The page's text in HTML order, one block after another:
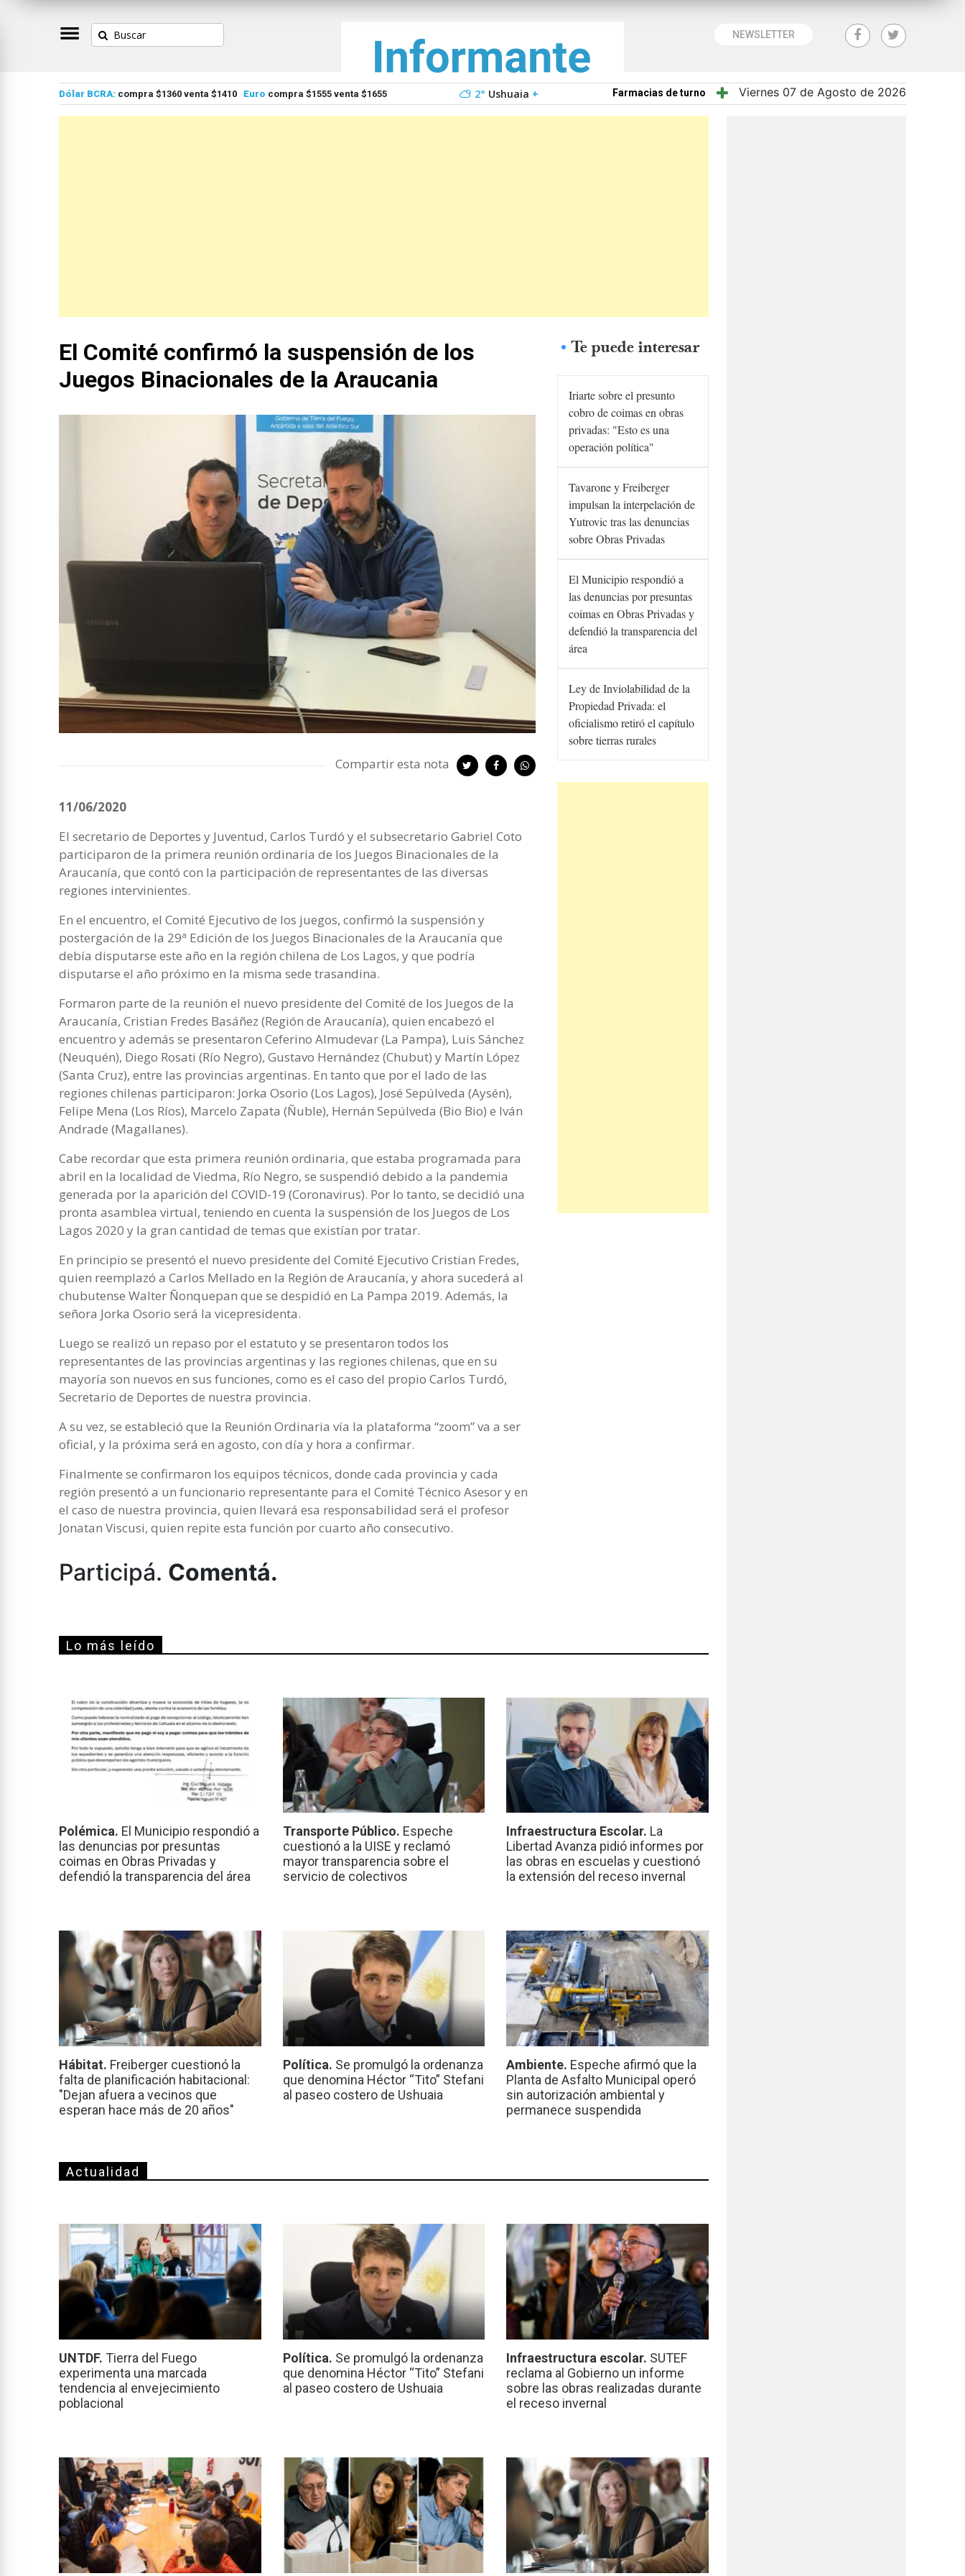
NEWSLETTER
Dólar BCRA: compra $1360 venta $1410 Euro compra $1555 venta $1655 2° Ushuaia + Farmacias de turno Viernes 07 de Agosto de 2026
El Comité confirmó la suspensión de los
Juegos Binacionales de la Araucania
Compartir esta nota
11/06/2020
El secretario de Deportes y Juventud, Carlos Turdó y el subsecretario Gabriel Coto
participaron de la primera reunión ordinaria de los Juegos Binacionales de la
Araucanía, que contó con la participación de representantes de las diversas
regiones intervinientes.
En el encuentro, el Comité Ejecutivo de los juegos, confirmó la suspensión y
postergación de la 29ª Edición de los Juegos Binacionales de la Araucanía que
debía disputarse este año en la región chilena de Los Lagos, y que podría
disputarse el año próximo en la misma sede trasandina.
Formaron parte de la reunión el nuevo presidente del Comité de los Juegos de la
Araucanía, Cristian Fredes Basáñez (Región de Araucanía), quien encabezó el
encuentro y además se presentaron Ceferino Almudevar (La Pampa), Luis Sánchez
(Neuquén), Diego Rosati (Río Negro), Gustavo Hernández (Chubut) y Martín López
(Santa Cruz), entre las provincias argentinas. En tanto que por el lado de las
regiones chilenas participaron: Jorka Osorio (Los Lagos), José Sepúlveda (Aysén),
Felipe Mena (Los Ríos), Marcelo Zapata (Ñuble), Hernán Sepúlveda (Bio Bio) e Iván
Andrade (Magallanes).
Cabe recordar que esta primera reunión ordinaria, que estaba programada para
abril en la localidad de Viedma, Río Negro, se suspendió debido a la pandemia
generada por la aparición del COVID-19 (Coronavirus). Por lo tanto, se decidió una
pronta asamblea virtual, teniendo en cuenta la suspensión de los Juegos de Los
Lagos 2020 y la gran cantidad de temas que existían por tratar.
En principio se presentó el nuevo presidente del Comité Ejecutivo Cristian Fredes,
quien reemplazó a Carlos Mellado en la Región de Araucanía, y ahora sucederá al
chubutense Walter Ñonquepan que se despidió en La Pampa 2019. Además, la
señora Jorka Osorio será la vicepresidenta.
Luego se realizó un repaso por el estatuto y se presentaron todos los
representantes de las provincias argentinas y las regiones chilenas, que en su
mayoría son nuevos en sus funciones, como es el caso del propio Carlos Turdó,
Secretario de Deportes de nuestra provincia.
A su vez, se estableció que la Reunión Ordinaria vía la plataforma “zoom” va a ser
oficial, y la próxima será en agosto, con día y hora a confirmar.
Finalmente se confirmaron los equipos técnicos, donde cada provincia y cada
región presentó a un funcionario representante para el Comité Técnico Asesor y en
el caso de nuestra provincia, quien llevará esa responsabilidad será el profesor
Jonatan Viscusi, quien repite esta función por cuarto año consecutivo.
Te puede interesar
Iriarte sobre el presunto
cobro de coimas en obras
privadas: "Esto es una
operación política"
Tavarone y Freiberger
impulsan la interpelación de
Yutrovic tras las denuncias
sobre Obras Privadas
El Municipio respondió a
las denuncias por presuntas
coimas en Obras Privadas y
defendió la transparencia del
área
Ley de Inviolabilidad de la
Propiedad Privada: el
oficialismo retiró el capítulo
sobre tierras rurales
Participá. Comentá.
Lo más leído
Polémica. El Municipio respondió a
las denuncias por presuntas
coimas en Obras Privadas y
defendió la transparencia del área
Transporte Público. Espeche
cuestionó a la UISE y reclamó
mayor transparencia sobre el
servicio de colectivos
Infraestructura Escolar. La
Libertad Avanza pidió informes por
las obras en escuelas y cuestionó
la extensión del receso invernal
Hábitat. Freiberger cuestionó la
falta de planificación habitacional:
"Dejan afuera a vecinos que
esperan hace más de 20 años"
Política. Se promulgó la ordenanza
que denomina Héctor “Tito” Stefani
al paseo costero de Ushuaia
Ambiente. Espeche afirmó que la
Planta de Asfalto Municipal operó
sin autorización ambiental y
permanece suspendida
Actualidad
UNTDF. Tierra del Fuego
experimenta una marcada
tendencia al envejecimiento
poblacional
Política. Se promulgó la ordenanza
que denomina Héctor “Tito” Stefani
al paseo costero de Ushuaia
Infraestructura escolar. SUTEF
reclama al Gobierno un informe
sobre las obras realizadas durante
el receso invernal